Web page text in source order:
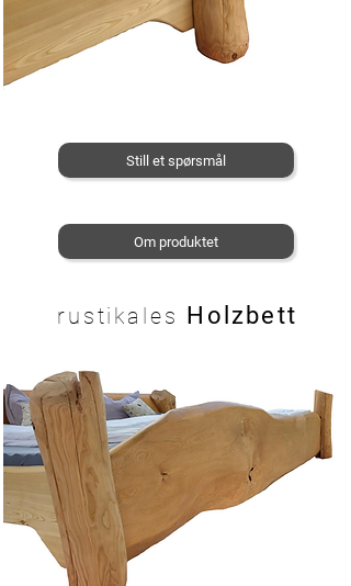
Still et spørsmål
Om produktet
rustikales Holzbett